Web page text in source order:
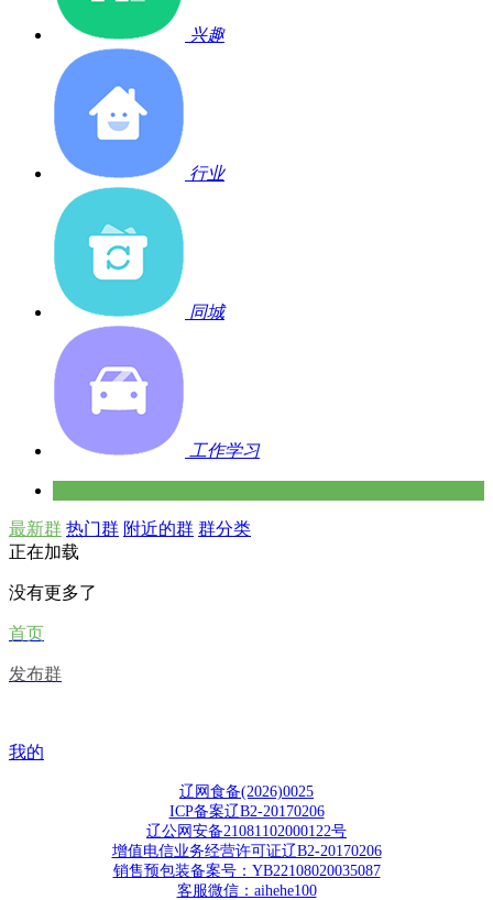
兴趣
行业
同城
工作学习
最新群 热门群 附近的群 群分类
正在加载
没有更多了
首页
发布群
我的
辽网食备(2026)0025
ICP备案辽B2-20170206
辽公网安备21081102000122号
增值电信业务经营许可证辽B2-20170206
销售预包装备案号：YB22108020035087
客服微信：aihehe100